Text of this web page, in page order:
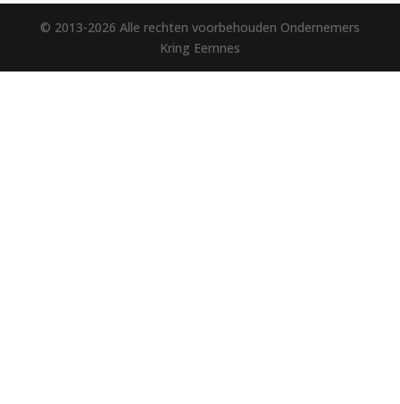
© 2013-2026 Alle rechten voorbehouden Ondernemers
Kring Eemnes